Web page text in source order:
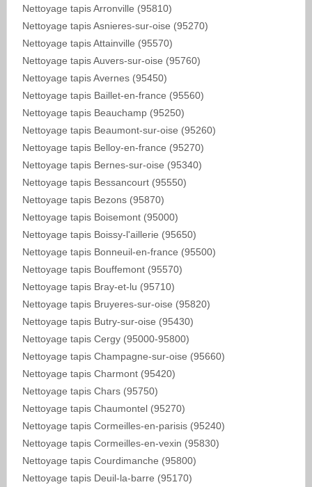
Nettoyage tapis Arronville (95810)
Nettoyage tapis Asnieres-sur-oise (95270)
Nettoyage tapis Attainville (95570)
Nettoyage tapis Auvers-sur-oise (95760)
Nettoyage tapis Avernes (95450)
Nettoyage tapis Baillet-en-france (95560)
Nettoyage tapis Beauchamp (95250)
Nettoyage tapis Beaumont-sur-oise (95260)
Nettoyage tapis Belloy-en-france (95270)
Nettoyage tapis Bernes-sur-oise (95340)
Nettoyage tapis Bessancourt (95550)
Nettoyage tapis Bezons (95870)
Nettoyage tapis Boisemont (95000)
Nettoyage tapis Boissy-l'aillerie (95650)
Nettoyage tapis Bonneuil-en-france (95500)
Nettoyage tapis Bouffemont (95570)
Nettoyage tapis Bray-et-lu (95710)
Nettoyage tapis Bruyeres-sur-oise (95820)
Nettoyage tapis Butry-sur-oise (95430)
Nettoyage tapis Cergy (95000-95800)
Nettoyage tapis Champagne-sur-oise (95660)
Nettoyage tapis Charmont (95420)
Nettoyage tapis Chars (95750)
Nettoyage tapis Chaumontel (95270)
Nettoyage tapis Cormeilles-en-parisis (95240)
Nettoyage tapis Cormeilles-en-vexin (95830)
Nettoyage tapis Courdimanche (95800)
Nettoyage tapis Deuil-la-barre (95170)